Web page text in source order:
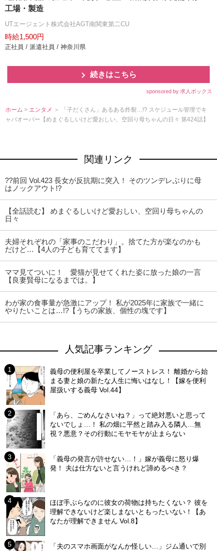
工場・製造
UTエージェント株式会社AGT南関東第二CU
時給1,500円
正社員 / 派遣社員 / 神奈川県
続きはこちら
sponsored by 求人ボックス
ホーム > エンタメ ＞ 「子だくさん」あるある炸裂…!? スケジュール管理でキ
ャパオーバー【めまぐるしいけど愛おしい、空回り母ちゃんの日々 第424話】
関連リンク
??前回 Vol.423 長女が反抗期に突入！ そのツンデレぶりに母
はノックアウト!?
【全話読む】 めまぐるしいけど愛おしい、空回り母ちゃんの
日々
夫婦それぞれの「家事のこだわり」。捨てた方が楽なのかも
だけど…【4人の子ども育ててます】
ママ見てついに！ 愛猫が見せてくれた姿に放った娘の一言
【良妻賢母になるまでは。】
わが家の食事量が急激にアップ！ 私が2025年に家族で一緒に
りたいことは…!?【うちの家族、個性の塊です】
人気記事ランキング
義母の便利屋を卒業してノーストレス！ 離婚から始
まる妻と娘の新たな人生に悔いはなし！【嫁を便利
屋扱いする義母 Vol.44】
「あら、ごめんなさいね？」って絶対悪いと思って
ないでしょ…！ 私の畑に平然と踏み入る隣人…無
視？悪意？その行動にモヤモヤが止まらない
「義母の発言が許せない…！」嫁が義母に怒り爆
発！ 夫は仕方ないと言うけれど諦めるべき？
ほぼ手ぶらなのに彼女の荷物は持ちたくない？ 彼を
理解できないけど楽しまないともったいない！【あ
なたが理解できません Vol.8】
「夫のスマホ画面がなんか怪しい…」ジム通いで別